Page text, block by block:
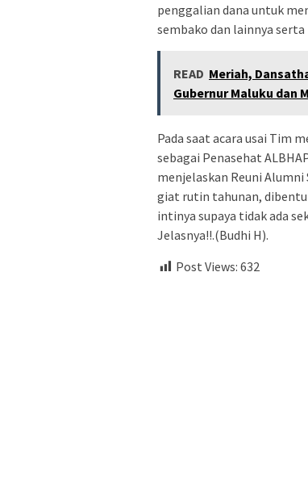
penggalian dana untuk
sembako dan lainnya
READ Meriah,
Gubernur Maluku dan
Pada saat acara usai Tim
sebagai Penasehat
menjelaskan Reuni Alumni
giat rutin tahunan,
intinya supaya tidak ada
Jelasnya!!.(Budhi H).
Post Views: 632